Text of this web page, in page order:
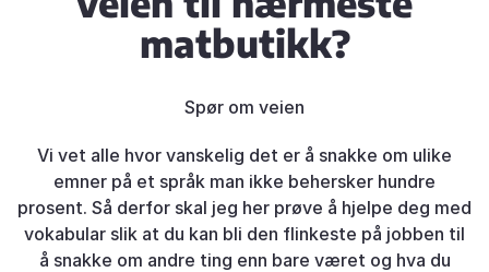
matbutikk?
Spør om veien
Vi vet alle hvor vanskelig det er å snakke om ulike
emner på et språk man ikke behersker hundre
prosent. Så derfor skal jeg her prøve å hjelpe deg med
vokabular slik at du kan bli den flinkeste på jobben til
å snakke om andre ting enn bare været og hva du